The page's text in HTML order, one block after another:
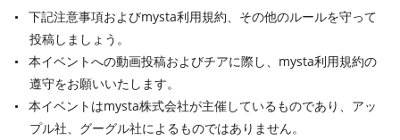
下記注意事項およびmysta利用規約、その他のルールを守って
投稿しましょう。
本イベントへの動画投稿およびチアに際し、mysta利用規約の
遵守をお願いいたします。
本イベントはmysta株式会社が主催しているものであり、アッ
プル社、グーグル社によるものではありません。